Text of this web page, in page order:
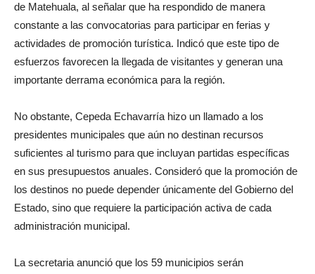
de Matehuala, al señalar que ha respondido de manera
constante a las convocatorias para participar en ferias y
actividades de promoción turística. Indicó que este tipo de
esfuerzos favorecen la llegada de visitantes y generan una
importante derrama económica para la región.
No obstante, Cepeda Echavarría hizo un llamado a los
presidentes municipales que aún no destinan recursos
suficientes al turismo para que incluyan partidas específicas
en sus presupuestos anuales. Consideró que la promoción de
los destinos no puede depender únicamente del Gobierno del
Estado, sino que requiere la participación activa de cada
administración municipal.
La secretaria anunció que los 59 municipios serán